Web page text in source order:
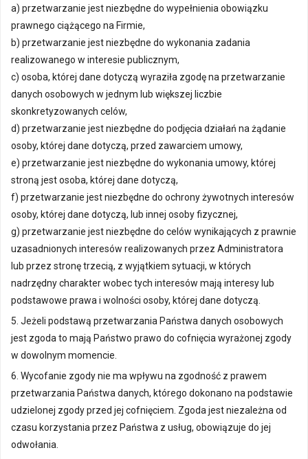
a) przetwarzanie jest niezbędne do wypełnienia obowiązku
prawnego ciążącego na Firmie,
b) przetwarzanie jest niezbędne do wykonania zadania
realizowanego w interesie publicznym,
c) osoba, której dane dotyczą wyraziła zgodę na przetwarzanie
danych osobowych w jednym lub większej liczbie
skonkretyzowanych celów,
d) przetwarzanie jest niezbędne do podjęcia działań na żądanie
osoby, której dane dotyczą, przed zawarciem umowy,
e) przetwarzanie jest niezbędne do wykonania umowy, której
stroną jest osoba, której dane dotyczą,
f) przetwarzanie jest niezbędne do ochrony żywotnych interesów
osoby, której dane dotyczą, lub innej osoby fizycznej,
g) przetwarzanie jest niezbędne do celów wynikających z prawnie
uzasadnionych interesów realizowanych przez Administratora
lub przez stronę trzecią, z wyjątkiem sytuacji, w których
nadrzędny charakter wobec tych interesów mają interesy lub
podstawowe prawa i wolności osoby, której dane dotyczą.
5. Jeżeli podstawą przetwarzania Państwa danych osobowych
jest zgoda to mają Państwo prawo do cofnięcia wyrażonej zgody
w dowolnym momencie.
6. Wycofanie zgody nie ma wpływu na zgodność z prawem
przetwarzania Państwa danych, którego dokonano na podstawie
udzielonej zgody przed jej cofnięciem. Zgoda jest niezależna od
czasu korzystania przez Państwa z usług, obowiązuje do jej
odwołania.